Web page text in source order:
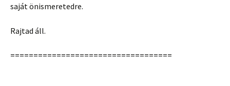
saját önismeretedre.
Rajtad áll.
===================================